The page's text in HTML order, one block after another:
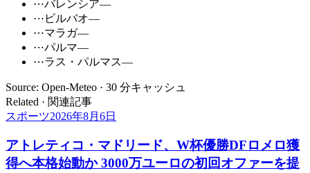
⋯バレンシア—
⋯ ビルバオ—
⋯マラガ—
⋯パルマ—
⋯ラス・パルマス—
Source: Open-Meteo · 30 分キャッシュ
Related · 関連記事
スポーツ2026年8月6日
アトレティコ・マドリード、W杯優勝DFロメロ獲
得へ本格始動か 3000万ユーロの初回オファーを提